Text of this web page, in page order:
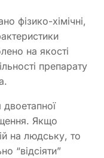
фізико-хімічні,
на якості
препарату
Якщо
на людську, то
“відсіяти”